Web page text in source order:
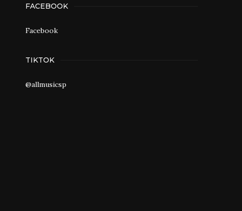
FACEBOOK
Facebook
TIKTOK
@allmusicsp